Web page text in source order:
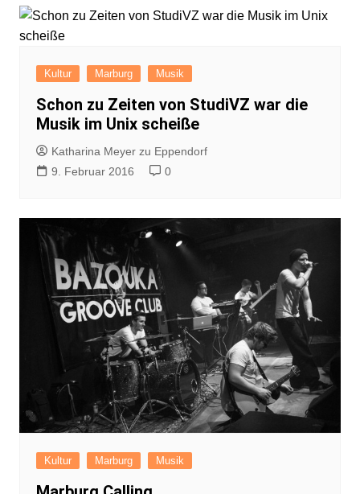
Kultur Marburg Musik
Schon zu Zeiten von StudiVZ war die
Musik im Unix scheiße
Katharina Meyer zu Eppendorf
9. Februar 2016
0
Kultur Marburg Musik